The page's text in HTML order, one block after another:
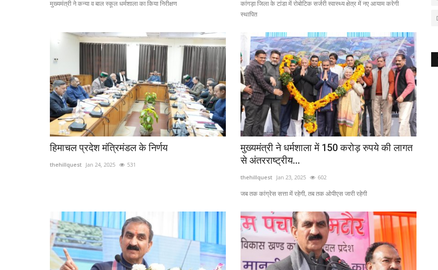
मुख्यमंत्री ने कन्या व बाल स्कूल धर्मशाला का किया निरीक्षण
कांगड़ा जिला के टांडा में रोबोटिक सर्जरी स्वास्थ्य क्षेत्र में नए आयाम करेगी
स्थापित
हिमाचल प्रदेश मंत्रिमंडल के निर्णय
thehillquest Jan 24, 2025 531
मुख्यमंत्री ने धर्मशाला में 150 करोड़ रुपये की लागत
से अंतरराष्ट्रीय...
thehillquest Jan 23, 2025 602
जब तक कांग्रेस सत्ता में रहेगी, तब तक ओपीएस जारी रहेगी